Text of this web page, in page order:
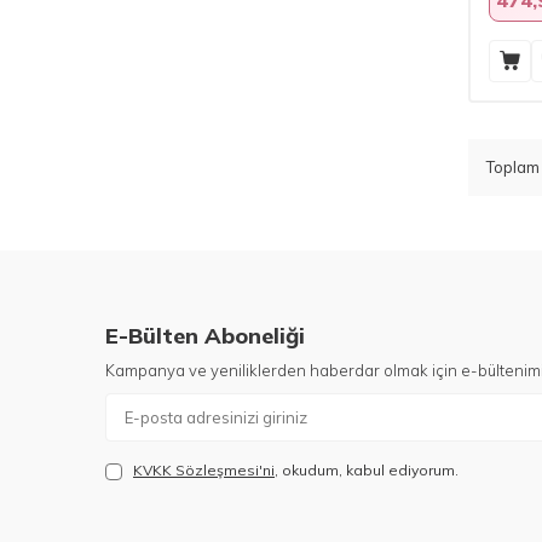
Toplam
E-Bülten Aboneliği
Kampanya ve yeniliklerden haberdar olmak için e-
KVKK Sözleşmesi'ni , okudum, kabul ediyorum.